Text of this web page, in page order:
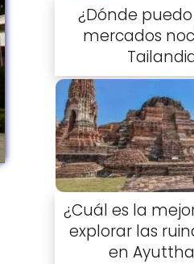
¿Dónde
mercados
¿Cuál es la
explorar las
en